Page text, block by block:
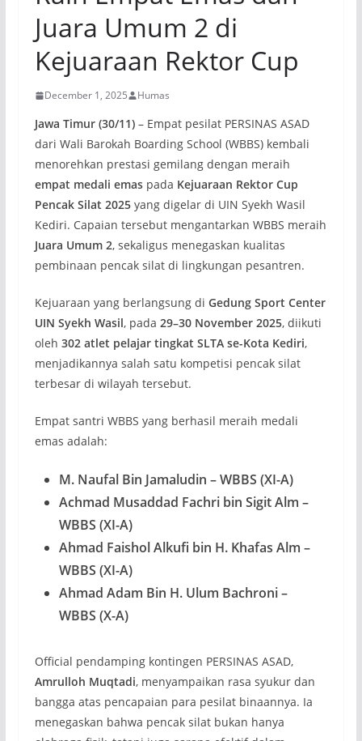
Juara Umum 2 di
Kejuaraan Rektor Cup
December 1, 2025 Humas
Jawa Timur (30/11)– Empat pesilat PERSINAS ASAD
dari Wali Barokah Boarding School (WBBS) kembali
menorehkan prestasi gemilang dengan meraih
empat medali emaspada Kejuaraan Rektor Cup
Pencak Silat 2025yang digelar di UIN Syekh Wasil
Kediri. Capaian tersebut mengantarkan WBBS meraih
Juara Umum 2, sekaligus menegaskan kualitas
pembinaan pencak silat di lingkungan pesantren.
Kejuaraan yang berlangsung di Gedung Sport Center
UIN Syekh Wasil, pada 29–30 November 2025, diikuti
oleh 302 atlet pelajar tingkat SLTA se-Kota Kediri,
menjadikannya salah satu kompetisi pencak silat
terbesar di wilayah tersebut.
Empat santri WBBS yang berhasil meraih medali
emas adalah:
M. Naufal Bin Jamaludin – WBBS (XI-A)
Achmad Musaddad Fachri bin Sigit Alm –
WBBS (XI-A)
Ahmad Faishol Alkufi bin H. Khafas Alm –
WBBS (XI-A)
Ahmad Adam Bin H. Ulum Bachroni –
WBBS (X-A)
Official pendamping kontingen PERSINAS ASAD,
Amrulloh Muqtadi, menyampaikan rasa syukur dan
bangga atas pencapaian para pesilat binaannya. Ia
menegaskan bahwa pencak silat bukan hanya